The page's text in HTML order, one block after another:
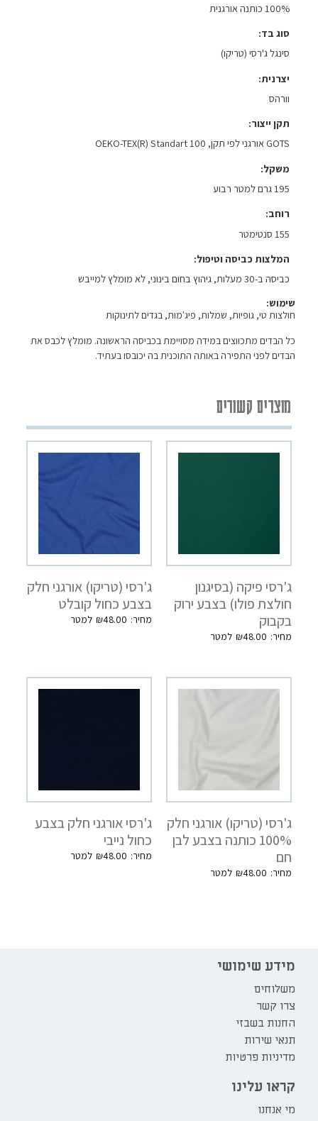
100% כותנה אורגנית
סוג בד
סינגל ג'רסי (טריקו)
יצרנית
וורהס
תקן ייצור
GOTS אורגני לפי תקן, OEKO-TEX(R) Standart 100
משקל
195 גרם למטר רבוע
רוחב
155 סנטימטר
המלצות כביסה וטיפול
כביסה ב-30 מעלות, גיהוץ בחום בינוני, לא מומלץ למייבש
שימוש:
חולצות טי, גופיות, שמלות, פיג'מות, בגדים לתינוקות
כל הבדים מתכווצים במידה מסויימת בכביסה הראשונה. מומלץ לכבס את
הבדים לפני התפירה באותה התוכנית בה יכובסו בעתיד.
מוצרים קשורים
ג'רסי פיקה (בסיגנון
חולצת פולו) בצבע ירוק
בקבוק
₪48.00
ג'רסי (טריקו) אורגני חלק
בצבע כחול קובלט
₪48.00
ג'רסי (טריקו) אורגני חלק
100% כותנה בצבע לבן
חם
₪48.00
ג'רסי אורגני חלק בצבע
כחול נייבי
₪48.00
מידע שימושי
משלוחים
צרו קשר
החנות בשבזי
תנאי שירות
מדיניות פרטיות
קראו עלינו
מי אנחנו